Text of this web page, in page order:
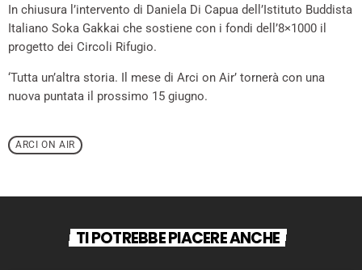
In chiusura l’intervento di Daniela Di Capua dell’Istituto Buddista
Italiano Soka Gakkai che sostiene con i fondi dell’8×1000 il
progetto dei Circoli Rifugio.
‘Tutta un’altra storia. Il mese di Arci on Air’ tornerà con una
nuova puntata il prossimo 15 giugno.
ARCI ON AIR
TI POTREBBE PIACERE ANCHE